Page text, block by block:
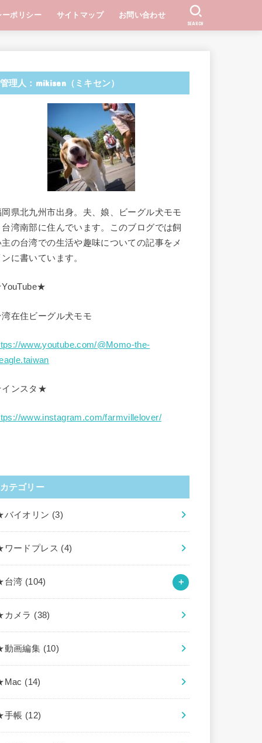
ーポリシー サイトマップ お問い合わせ
SEARCH
管理人：mikisen（ミキセン）
岡県北九州市出身。夫、娘、ビーグル犬モモ
台湾南部に住んでいます。このブログでは飼
主の台湾での生活や趣味についての記事をメ
に書いています。
湾在住ビーグル犬モモ
www.youtube.com/@Momo-the-
ンスタ★
www.instagram.com/farmvillelover/
カテゴリー
イオリン (3)
ードプレス (4)
湾 (104)
メラ (38)
画編集 (10)
(14)
帳 (12)